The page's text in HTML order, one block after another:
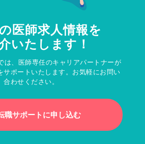
医師求人情報を
いたします！
は、医師専任のキャリアパートナーが
サポートいたします。お気軽にお問い
合わせください。
職サポートに申し込む